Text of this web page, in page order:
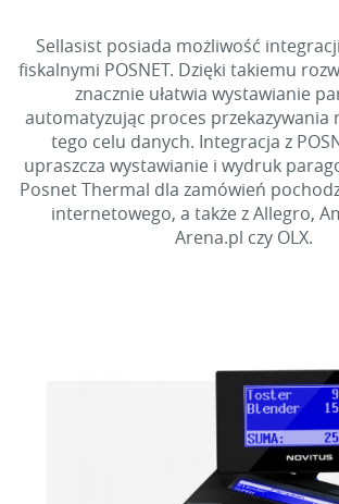
Sellasist posiada możliwość
fiskalnymi POSNET. Dzięki takiemu
znacznie ułatwia wystawianie
automatyzując proces przekazywania
tego celu danych. Integracja z
upraszcza wystawianie i wydruk
Posnet Thermal dla zamówień
internetowego, a także z Allegro,
Arena.pl czy OLX.